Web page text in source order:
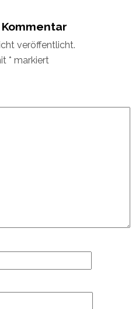
veröffentlicht.
* markiert